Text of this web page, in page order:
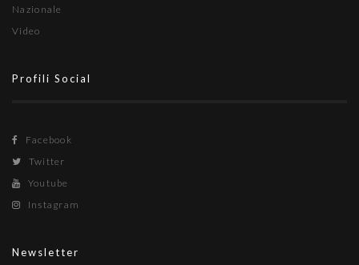
Nazionale
Video
Profili Social
Facebook
Twitter
Youtube
Instagram
Newsletter